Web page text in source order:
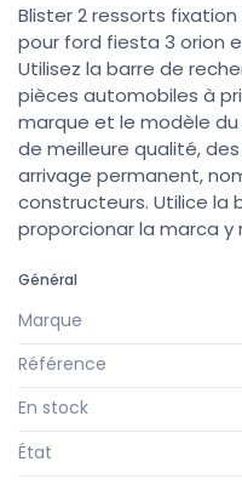
Blister 2 ressorts
pour ford fiesta 3 orion
Utilisez la barre de
pièces automobiles à
marque et le modèle
de meilleure qualité,
arrivage permanent,
constructeurs. Utilice la
proporcionar la marca
Général
Marque
Référence
En stock
État